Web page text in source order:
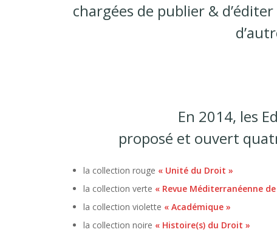
chargées de publier &
En 2014, les
proposé et ouvert
la collection rouge « Unité du Droit »
la collection verte « Revue Méditerranéenne
la collection violette « Académique »
la collection noire « Histoire(s) du Droit »